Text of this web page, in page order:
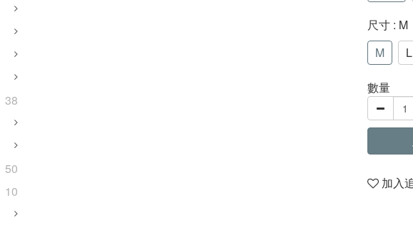
38
50
10
尺寸 : M
M
L
數量
加入